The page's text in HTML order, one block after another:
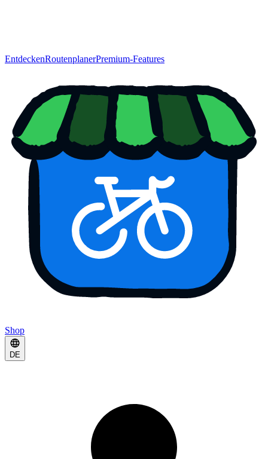
EntdeckenRoutenplanerPremium-Features
Shop
DE